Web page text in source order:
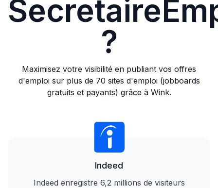
?
Maximisez votre visibilité en publiant vos offres
d'emploi sur plus de 70 sites d'emploi (jobboards
gratuits et payants) grâce à Wink.
Indeed
Indeed enregistre 6,2 millions de visiteurs